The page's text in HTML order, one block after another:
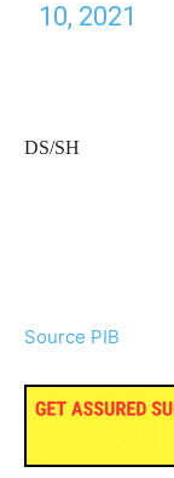
10, 2021
DS/SH
Source PIB